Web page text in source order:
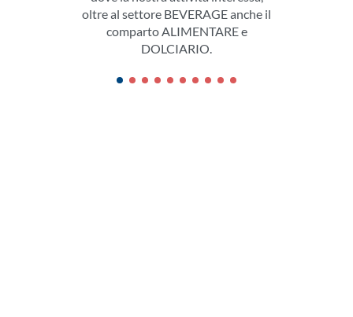
oltre al settore BEVERAGE anche il
comparto ALIMENTARE e
DOLCIARIO.